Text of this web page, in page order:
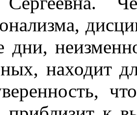
дни,
находит